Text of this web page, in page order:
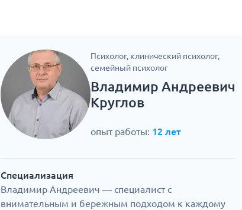
Психолог, клинический психолог,
семейный психолог
Владимир Андреевич
Круглов
опыт работы: 12 лет
Специализация
Владимир Андреевич — специалист с
внимательным и бережным подходом к каждому